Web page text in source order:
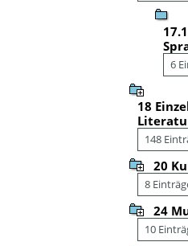
6
18
148
20
8
24
10